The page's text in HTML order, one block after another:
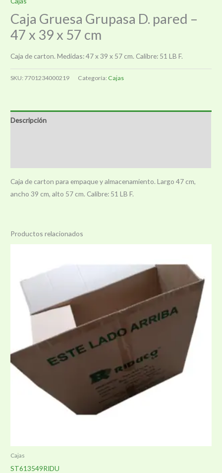
Caja Gruesa Grupasa D. pared –
47 x 39 x 57 cm
Caja de carton. Medidas: 47 x 39 x 57 cm. Calibre: 51 LB F.
SKU:7701234000219 Categoría: Cajas
Descripción
Caja de carton para empaque y almacenamiento. Largo 47 cm,
ancho 39 cm, alto 57 cm. Calibre: 51 LB F.
Productos relacionados
Cajas
ST613549RIDU